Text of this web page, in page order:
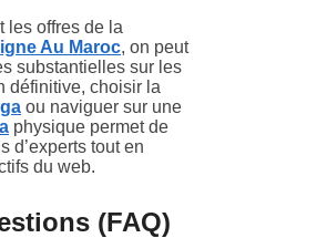
les offres de la
Au Maroc, on peut
substantielles sur les
définitive, choisir la
ou naviguer sur une
physique permet de
d’experts tout en
du web.
(FAQ)